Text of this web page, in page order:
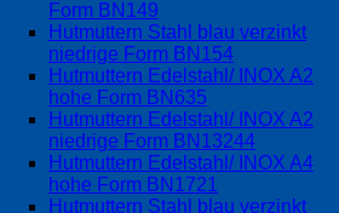
Form BN149
Hutmuttern Stahl blau verzinkt
niedrige Form BN154
Hutmuttern Edelstahl/ INOX A2
hohe Form BN635
Hutmuttern Edelstahl/ INOX A2
niedrige Form BN13244
Hutmuttern Edelstahl/ INOX A4
hohe Form BN1721
Hutmuttern Stahl blau verzinkt